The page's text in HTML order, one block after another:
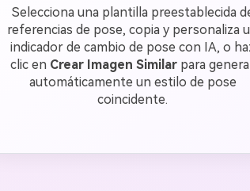
Selecciona una plantilla preestablecida
referencias de pose, copia y personaliza
indicador de cambio de pose con IA, o
clic en Crear Imagen Similar para
automáticamente un estilo de pose
coincidente.